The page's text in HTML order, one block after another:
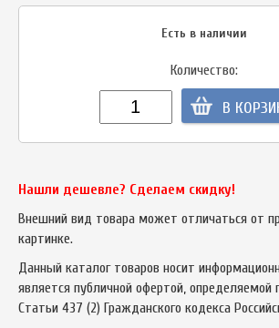
Есть в наличии
Количество:
В
Нашли дешевле? Сделаем скидку!
Внешний вид товара может отличаться от
картинке.
Данный каталог товаров носит
является публичной офертой,
Статьи 437 (2) Гражданского кодекса